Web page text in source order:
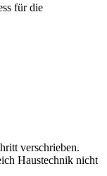
für die
verschrieben.
Haustechnik nicht